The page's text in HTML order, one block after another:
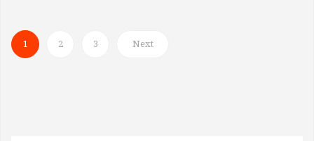
1 2 3 Next